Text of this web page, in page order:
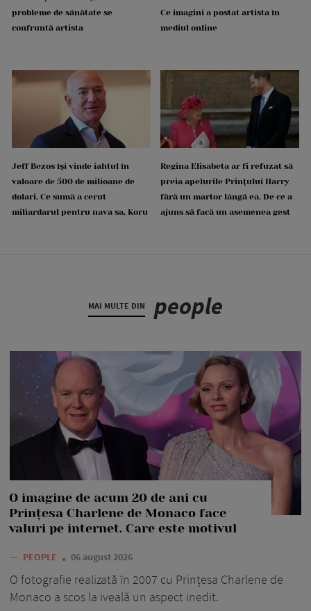
probleme de sănătate se
confruntă artista
Ce imagini a postat artista în
mediul online
Jeff Bezos își vinde iahtul în
valoare de 500 de milioane de
dolari. Ce sumă a cerut
miliardarul pentru nava sa, Koru
Regina Elisabeta ar fi refuzat să
preia apelurile Prințului Harry
fără un martor lângă ea. De ce a
ajuns să facă un asemenea gest
MAI MULTE DIN people
O imagine de acum 20 de ani cu
Prințesa Charlene de Monaco face
valuri pe internet. Care este motivul
— PEOPLE 06 august 2026
O fotografie realizată în 2007 cu Prințesa Charlene de
Monaco a scos la iveală un aspect inedit.